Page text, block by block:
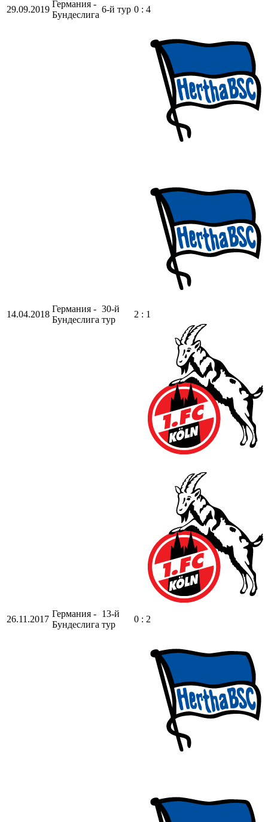
29.09.2019
Германия -
Бундеслига
6-й тур 0 : 4
14.04.2018
Германия -
Бундеслига
30-й
тур
2 : 1
26.11.2017
Германия -
Бундеслига
13-й
тур
0 : 2